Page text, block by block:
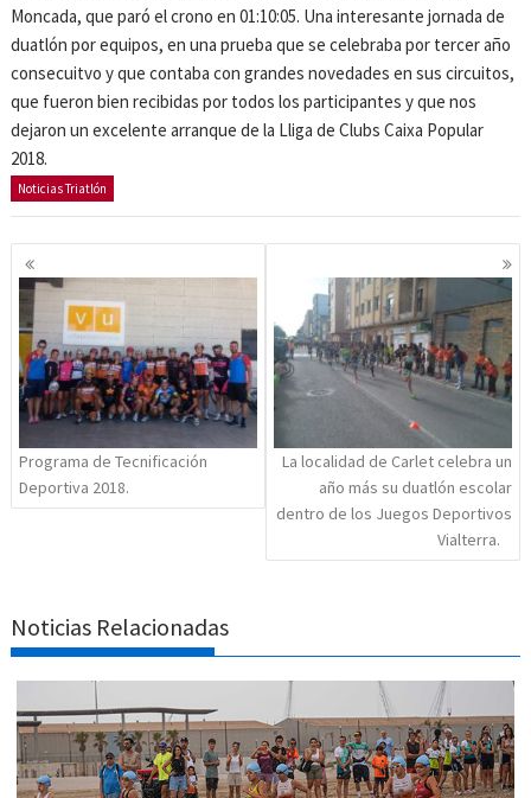
Moncada, que paró el crono en 01:10:05. Una interesante jornada de
duatlón por equipos, en una prueba que se celebraba por tercer año
consecuitvo y que contaba con grandes novedades en sus circuitos,
que fueron bien recibidas por todos los participantes y que nos
dejaron un excelente arranque de la Lliga de Clubs Caixa Popular
2018.
Noticias Triatlón
Navegación
de
entradas
Programa de Tecnificación
Deportiva 2018.
La localidad de Carlet celebra un
año más su duatlón escolar
dentro de los Juegos Deportivos
Vialterra.
Noticias Relacionadas